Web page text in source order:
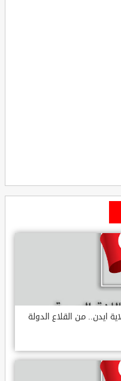
ايدن.. من القلاع الدولة